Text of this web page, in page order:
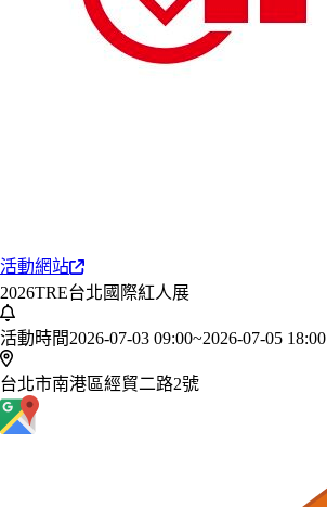
活動網站
2026TRE台北國際紅人展
活動時間2026-07-03 09:00~2026-07-05 18:00
台北市南港區經貿二路2號